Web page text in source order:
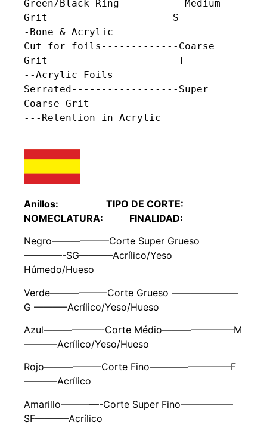
Green/Black Ring-----------Medium
Grit---------------------S----------
-Bone & Acrylic
Cut for foils-------------Coarse
Grit ---------------------T---------
--Acrylic Foils
Serrated------------------Super
Coarse Grit-------------------------
---Retention in Acrylic
Anillos: TIPO DE CORTE:
NOMECLATURA: FINALIDAD:
Negro——————Corte Super Grueso
————-SG———–Acrílico/Yeso
Húmedo/Hueso
Verde——————Corte Grueso ———————
G ———–Acrílico/Yeso/Hueso
Azul——————-Corte Médio———————–M
———–Acrílico/Yeso/Hueso
Rojo——————Corte Fino————————–F
———–Acrílico
Amarillo————-Corte Super Fino—————–
SF———–Acrílico